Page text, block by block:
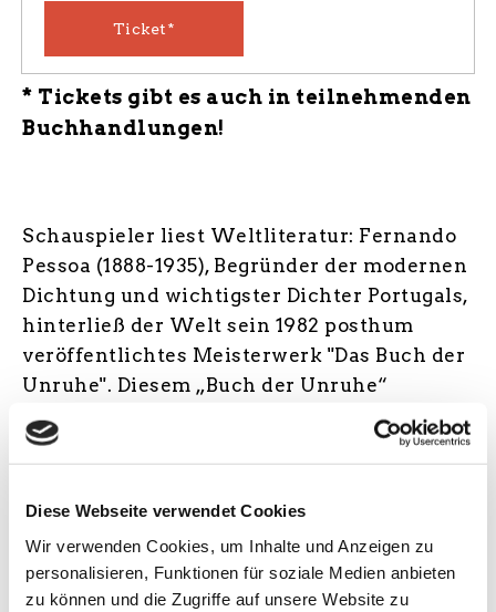
Diese Webseite verwendet Cookies
Wir verwenden Cookies, um Inhalte und Anzeigen zu
personalisieren, Funktionen für soziale Medien anbieten
zu können und die Zugriffe auf unsere Website zu
Ticket*
* Tickets gibt es auch in teilnehmenden
Buchhandlungen!
Schauspieler liest Weltliteratur: Fernando
Pessoa (1888-1935), Begründer der modernen
Dichtung und wichtigster Dichter Portugals,
hinterließ der Welt sein 1982 posthum
veröffentlichtes Meisterwerk "Das Buch der
Unruhe". Diesem „Buch der Unruhe“
widmen sich die beiden großartigen
Künstler Martin Feifel und Martin Weinert.
"Fetzen.Fragmente.Annäherung“ in einer
besonderen Lesung mit ausgewählten
Passagen aus dem einzigartigen Werk
Fernando Pessoas und stellen bei dieser